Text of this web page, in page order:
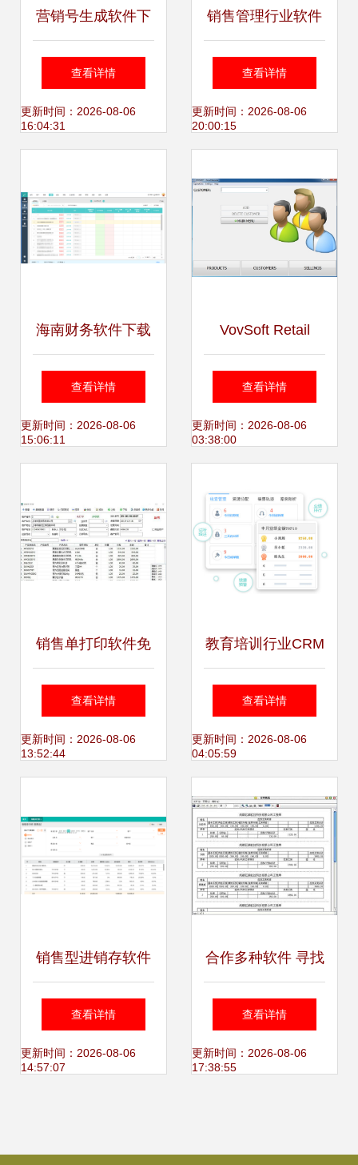
营销号生成软件下
载，一键生成爆款
文案，访问官网获
查看详情
更新时间：2026-08-06
16:04:31
销售管理行业软件
非凡软件站的卓越
之选
查看详情
更新时间：2026-08-06
20:00:15
海南财务软件下载
指南 企业数字化转
型的关键一步
查看详情
更新时间：2026-08-06
15:06:11
VovSoft Retail
Barcode 软件 一站
式销售条码解决方
查看详情
更新时间：2026-08-06
03:38:00
销售单打印软件免
费版软件介绍及软
件功能大全
查看详情
更新时间：2026-08-06
13:52:44
教育培训行业CRM
管理软件 一键外
拨，高效销售课程
查看详情
更新时间：2026-08-06
04:05:59
销售型进销存软件
如何高效驱动软件
销售业绩增长？
查看详情
更新时间：2026-08-06
14:57:07
合作多种软件 寻找
销售合作方——价
格、厂家与图片全
查看详情
更新时间：2026-08-06
17:38:55